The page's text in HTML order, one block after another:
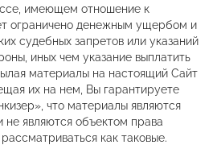
имеющем отношение к
ограничено денежным ущербом и
судебных запретов или указаний
иных чем указание выплатить
материалы на настоящий Сайт
их на нем, Вы гарантируете
что материалы являются
являются объектом права
как таковые.